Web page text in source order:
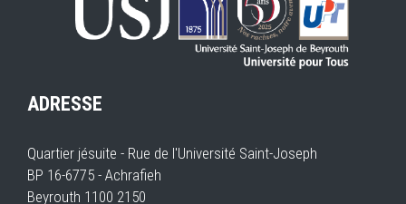
ADRESSE
Quartier jésuite - Rue de l'Université Saint-Joseph
BP 16-6775 - Achrafieh
Beyrouth 1100 2150